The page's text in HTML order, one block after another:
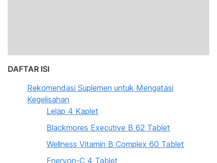
DAFTAR ISI
Rekomendasi Suplemen untuk Mengatasi
Kegelisahan
Lelap 4 Kaplet
Blackmores Executive B 62 Tablet
Wellness Vitamin B Complex 60 Tablet
Enervon-C 4 Tablet